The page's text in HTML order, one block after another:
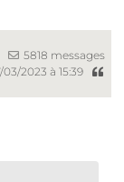
5818 messages
03/2023 à 15:39